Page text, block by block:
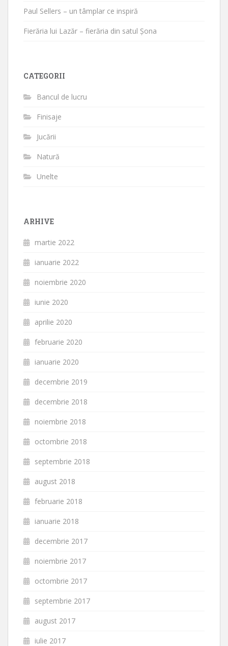
Paul Sellers – un tâmplar ce inspiră
Fierăria lui Lazăr – fierăria din satul Șona
CATEGORII
Bancul de lucru
Finisaje
Jucării
Natură
Unelte
ARHIVE
martie 2022
ianuarie 2022
noiembrie 2020
iunie 2020
aprilie 2020
februarie 2020
ianuarie 2020
decembrie 2019
decembrie 2018
noiembrie 2018
octombrie 2018
septembrie 2018
august 2018
februarie 2018
ianuarie 2018
decembrie 2017
noiembrie 2017
octombrie 2017
septembrie 2017
august 2017
iulie 2017